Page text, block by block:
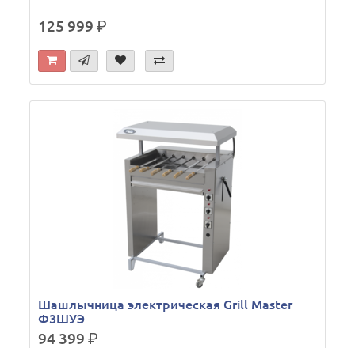
125 999р.
Шашлычница электрическая Grill Master
Ф3ШУЭ
94 399р.